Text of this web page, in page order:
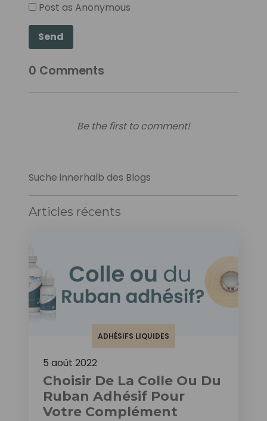
Post as Anonymous
Send
0 Comments
Be the first to comment!
Suche innerhalb des Blogs
Articles récents
ADHÉSIFS LIQUIDES
5 août 2022
Choisir De La Colle Ou Du
Ruban Adhésif Pour
Votre Complément